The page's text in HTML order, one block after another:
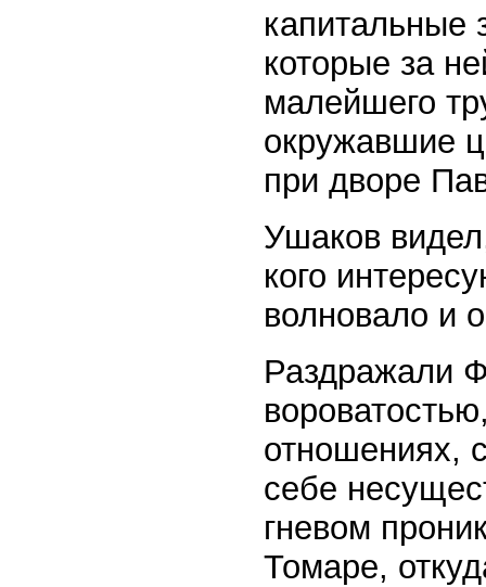
капитальные
которые за
малейшего
окружавшие
при дворе
Ушаков
кого
волновало и
Раздражали
отношениях,
себе
гневом
Томаре,